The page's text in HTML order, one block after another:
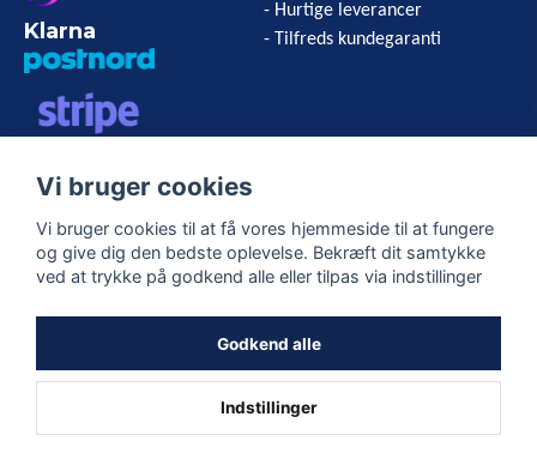
Klarna
EXPRESS
- Hurtige leverancer
- Tilfreds kundegaranti
Følg os
Vi bruger cookies
Vi bruger cookies til at få vores hjemmeside til at fungere
og give dig den bedste oplevelse. Bekræft dit samtykke
ved at trykke på godkend alle eller tilpas via indstillinger
Godkend alle
Indstillinger